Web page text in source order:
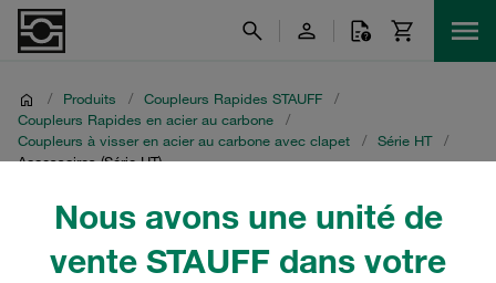
Nous avons une unité de
vente STAUFF dans votre
/ Produits / Coupleurs Rapides STAUFF
/
Coupleurs Rapides en acier au carbone
/
Coupleurs à visser en acier au carbone avec clapet
/ Série HT
/
Accessoires (Série HT)
Accessoires (Série HT)